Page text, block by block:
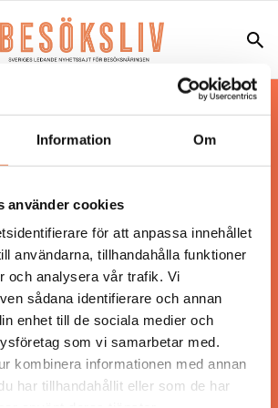
Information Om
använder cookies
för att anpassa innehållet
användarna, tillhandahålla funktioner
och analysera vår trafik. Vi
sådana identifierare och annan
enhet till de sociala medier och
som vi samarbetar med.
kombinera informationen med annan
har tillhandahållit eller som de har
du landets mest uppdaterade
inom besöksnäringen.
tryckta form är ett affärsmagasin
ges ut avVisita
ANSVARIG UTGIVARE
Jonas Siljhammar
UPPHOVSRÄTT